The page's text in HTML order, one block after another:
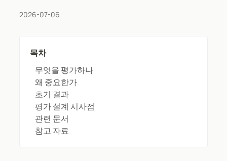
2026-07-06
목차
무엇을 평가하나
왜 중요한가
초기 결과
평가 설계 시사점
관련 문서
참고 자료